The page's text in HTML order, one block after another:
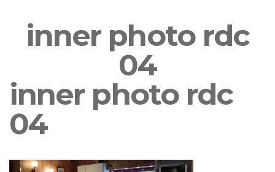
inner photo rdc
04
inner photo rdc
04